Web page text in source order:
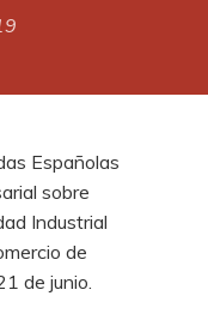
Españolas
sobre
Industrial
de
de junio.